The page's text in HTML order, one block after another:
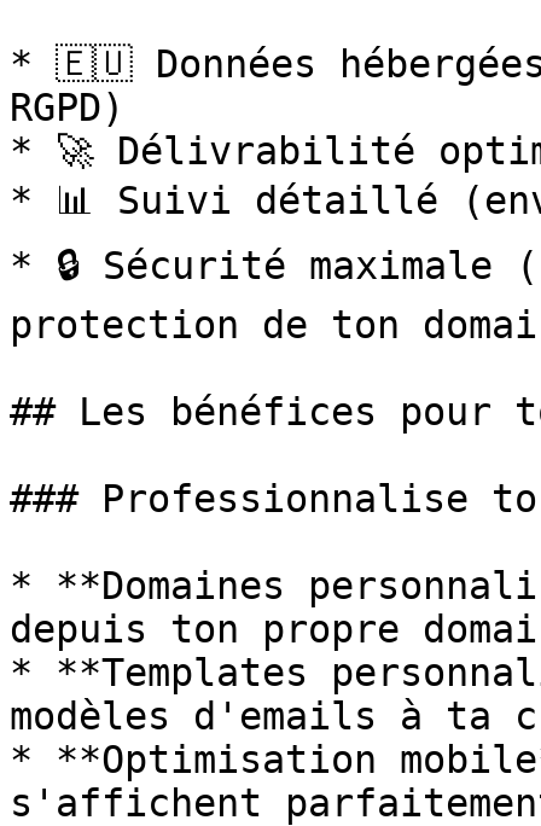
* 🇪🇺 Données
RGPD)
* 🚀 Délivrabilité
* 📊 Suivi détaillé
* 🔒 Sécurité
protection de ton
## Les bénéfices pour
### Professionnalise
* **Domaines
depuis ton propre
* **Templates
modèles d'emails à ta
* **Optimisation
s'affichent